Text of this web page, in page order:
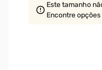
Este tamanho
Encontre opções